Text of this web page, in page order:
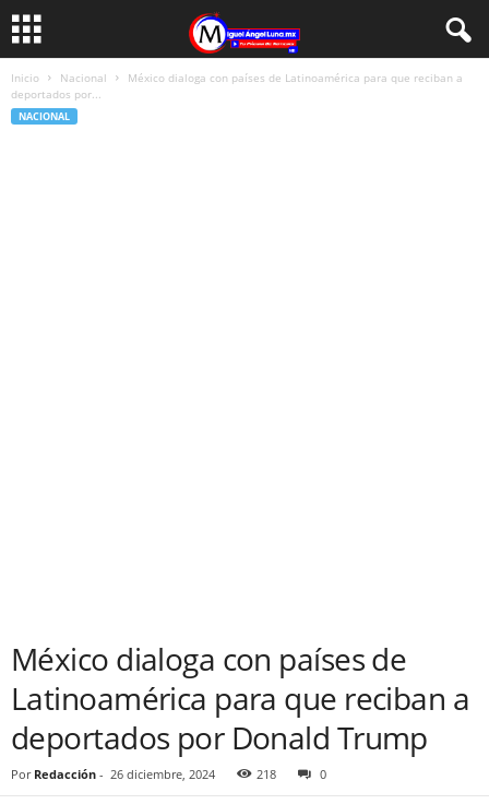
Inicio Nacional
México dialoga con países de Latinoamérica para que reciban a
deportados por...
NACIONAL
México dialoga con países de
Latinoamérica para que reciban a
deportados por Donald Trump
Por Redacción - 26 diciembre, 2024 218 0